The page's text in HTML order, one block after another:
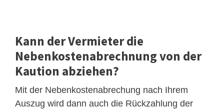
Kann der Vermieter die
Nebenkostenabrechnung von der
Kaution abziehen?
Mit der Nebenkostenabrechung nach Ihrem
Auszug wird dann auch die Rückzahlung der